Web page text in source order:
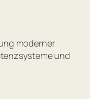
moderner
und